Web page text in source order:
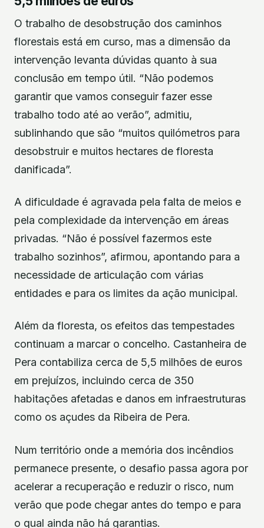
O trabalho de desobstrução dos caminhos
florestais está em curso, mas a dimensão da
intervenção levanta dúvidas quanto à sua
conclusão em tempo útil. “Não podemos
garantir que vamos conseguir fazer esse
trabalho todo até ao verão”, admitiu,
sublinhando que são “muitos quilómetros para
desobstruir e muitos hectares de floresta
danificada”.
A dificuldade é agravada pela falta de meios e
pela complexidade da intervenção em áreas
privadas. “Não é possível fazermos este
trabalho sozinhos”, afirmou, apontando para a
necessidade de articulação com várias
entidades e para os limites da ação municipal.
Além da floresta, os efeitos das tempestades
continuam a marcar o concelho. Castanheira de
Pera contabiliza cerca de 5,5 milhões de euros
em prejuízos, incluindo cerca de 350
habitações afetadas e danos em infraestruturas
como os açudes da Ribeira de Pera.
Num território onde a memória dos incêndios
permanece presente, o desafio passa agora por
acelerar a recuperação e reduzir o risco, num
verão que pode chegar antes do tempo e para
o qual ainda não há garantias.